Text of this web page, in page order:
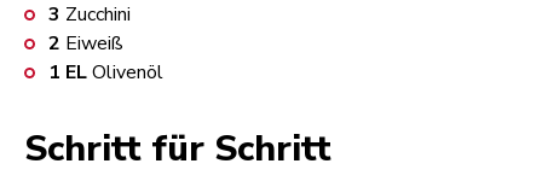
3 Zucchini
2 Eiweiß
1 ELOlivenöl
Schritt für Schritt